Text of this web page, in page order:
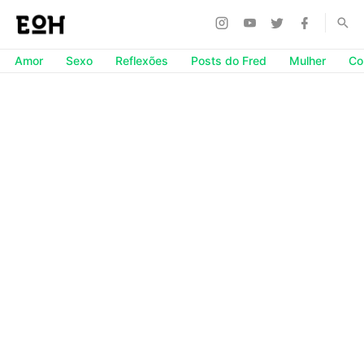
Amor Sexo Reflexões Posts do Fred Mulher